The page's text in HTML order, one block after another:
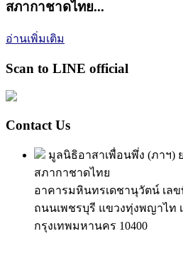
สภากาชาดไทย...
อ่านเพิ่มเติม
Scan to LINE official
Contact Us
มูลนิธิอาสาเพื่อนพึ่ง (ภาฯ)
สภากาชาดไทย
อาคารมหินทรเดชานุวัตน์ เลข
ถนนเพชรบุรี แขวงทุ่งพญาไท
กรุงเทพมหานคร 10400